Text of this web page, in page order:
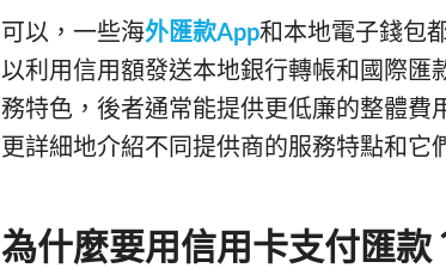
可以，一些海外匯款App和本地電子錢包
以利用信用額發送本地銀行轉帳和國際
務特色，後者通常能提供更低廉的整體
更詳細地介紹不同提供商的服務特點和它
為什麼要用信用卡支付匯款